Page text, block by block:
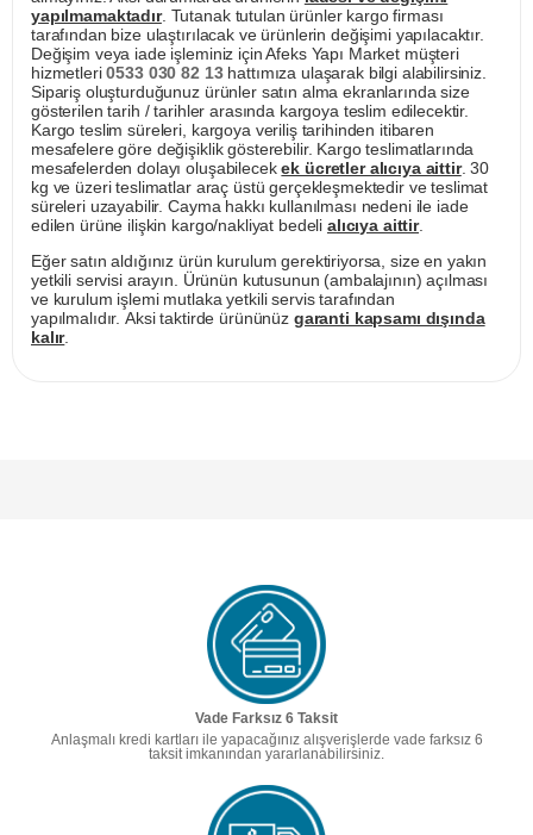
yapılmamaktadır. Tutanak tutulan ürünler kargo firması
tarafından bize ulaştırılacak ve ürünlerin değişimi yapılacaktır.
Değişim veya iade işleminiz için Afeks Yapı Market müşteri
hizmetleri0533 030 82 13hattımıza ulaşarak bilgi alabilirsiniz.
Sipariş oluşturduğunuz ürünler satın alma ekranlarında size
gösterilen tarih / tarihler arasında kargoya teslim edilecektir.
Kargo teslim süreleri, kargoya veriliş tarihinden itibaren
mesafelere göre değişiklik gösterebilir. Kargo teslimatlarında
mesafelerden dolayı oluşabilecekek ücretler alıcıya aittir. 30
kg ve üzeri teslimatlar araç üstü gerçekleşmektedir ve teslimat
süreleri uzayabilir. Cayma hakkı kullanılması nedeni ile iade
edilen ürüne ilişkin kargo/nakliyat bedeli alıcıya aittir.
Eğer satın aldığınız ürün kurulum gerektiriyorsa, size en yakın
yetkili servisi arayın. Ürünün kutusunun (ambalajının) açılması
ve kurulum işlemi mutlaka yetkili servis tarafından
yapılmalıdır. Aksi taktirde ürününüz garanti kapsamı dışında
kalır.
Vade Farksız 6 Taksit
Anlaşmalı kredi kartları ile yapacağınız alışverişlerde vade farksız 6
taksit imkanından yararlanabilirsiniz.